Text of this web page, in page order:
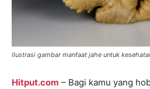
Ilustrasi gambar manfaat jahe untuk
Hitput.com – Bagi kamu yang